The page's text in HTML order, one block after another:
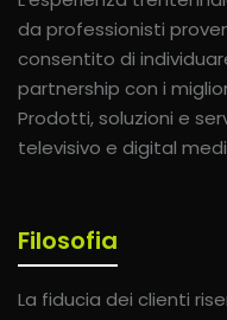
da professionisti
consentito di
partnership con i
Prodotti, soluzioni e
televisivo e digital
Filosofia
La fiducia dei clienti